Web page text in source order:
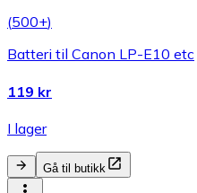
(500+)
Batteri til Canon LP-E10 etc
119 kr
I lager
Gå til butikk